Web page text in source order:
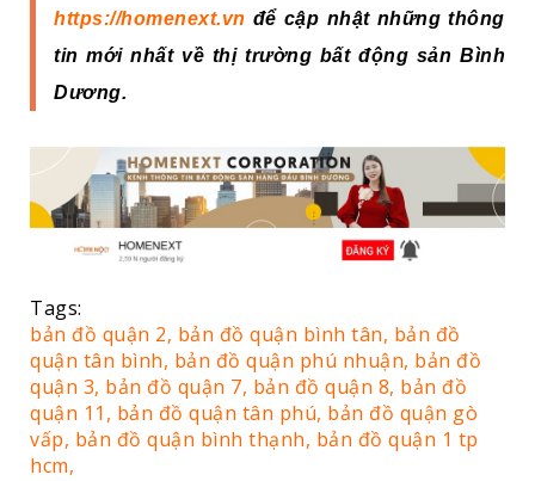
https://homenext.vn để cập nhật những thông
tin mới nhất về thị trường bất động sản Bình
Dương.
Tags:
bản đồ quận 2, bản đồ quận bình tân, bản đồ
quận tân bình, bản đồ quận phú nhuận, bản đồ
quận 3, bản đồ quận 7, bản đồ quận 8, bản đồ
quận 11, bản đồ quận tân phú, bản đồ quận gò
vấp, bản đồ quận bình thạnh, bản đồ quận 1 tp
hcm,